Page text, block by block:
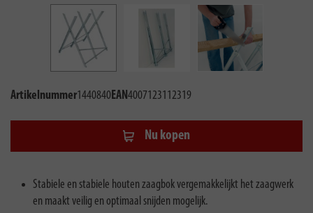
Artikelnummer1440840EAN4007123112319
Nu kopen
Stabiele en stabiele houten zaagbok vergemakkelijkt het zaagwerk
en maakt veilig en optimaal snijden mogelijk.